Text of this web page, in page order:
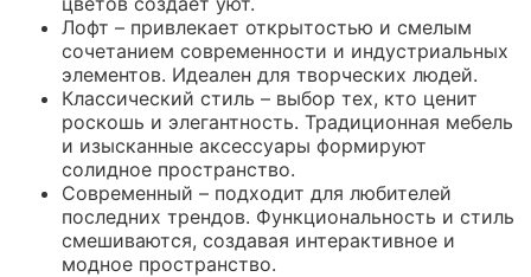
Лофт – привлекает открытостью и смелым
сочетанием современности и индустриальных
элементов. Идеален для творческих людей.
Классический стиль – выбор тех, кто ценит
роскошь и элегантность. Традиционная мебель
и изысканные аксессуары формируют
солидное пространство.
Современный – подходит для любителей
последних трендов. Функциональность и стиль
смешиваются, создавая интерактивное и
модное пространство.